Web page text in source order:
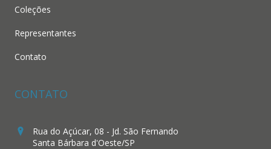
Coleções
Representantes
Contato
CONTATO
Rua do Açúcar, 08 - Jd. São Fernando
Santa Bárbara d'Oeste/SP